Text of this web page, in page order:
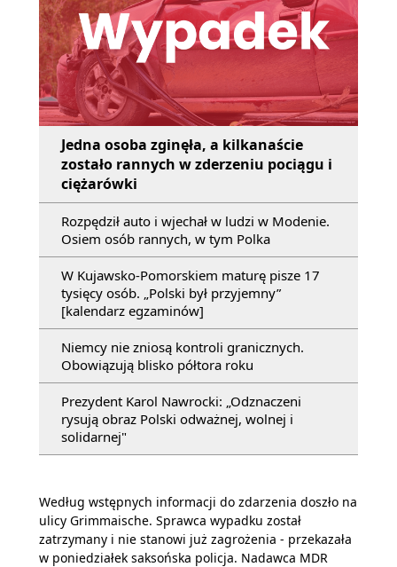
Jedna osoba zginęła, a kilkanaście
zostało rannych w zderzeniu pociągu i
ciężarówki
Rozpędził auto i wjechał w ludzi w Modenie.
Osiem osób rannych, w tym Polka
W Kujawsko-Pomorskiem maturę pisze 17
tysięcy osób. „Polski był przyjemny”
[kalendarz egzaminów]
Niemcy nie zniosą kontroli granicznych.
Obowiązują blisko półtora roku
Prezydent Karol Nawrocki: „Odznaczeni
rysują obraz Polski odważnej, wolnej i
solidarnej"
Według wstępnych informacji do zdarzenia doszło na
ulicy Grimmaische. Sprawca wypadku został
zatrzymany i nie stanowi już zagrożenia - przekazała
w poniedziałek saksońska policja. Nadawca MDR